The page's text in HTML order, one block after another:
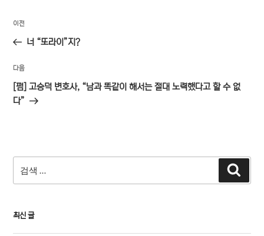
글
색
이
전
이전
너 “또라이”지?
다
음
글
다음
[펌] 고승덕 변호사, “남과 똑같이 해서는 절대 노력했다고 할 수 없
다”
색:
색
최신 글